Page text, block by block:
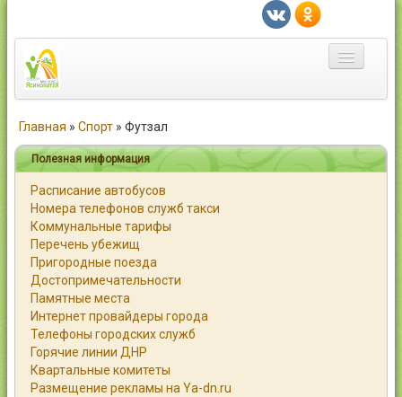
Город
Статьи
Каталог
Справочник
Работа
Объявления
Помощь
Главная » Спорт » Футзал
Полезная информация
Расписание автобусов
Номера телефонов служб такси
Коммунальные тарифы
Перечень убежищ
Пригородные поезда
Достопримечательности
Памятные места
Интернет провайдеры города
Телефоны городских служб
Горячие линии ДНР
Квартальные комитеты
Размещение рекламы на Ya-dn.ru